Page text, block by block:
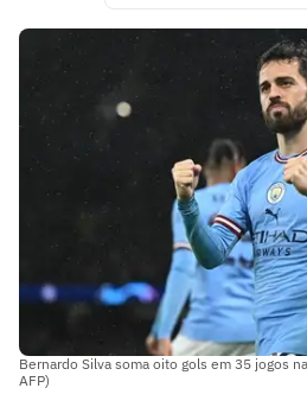
Bernardo Silva soma oito gols em 35 jogos
AFP)